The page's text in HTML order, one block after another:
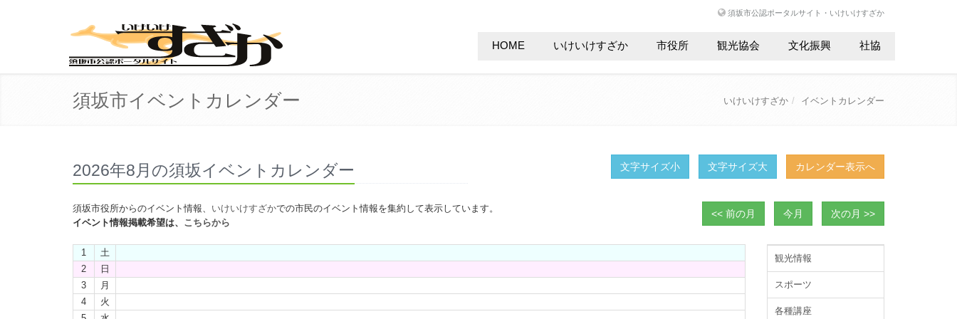
須坂市公認ポータルサイト・いけいけすざか
HOME いけいけすざか 市役所 観光協会 文化振興 社協
須坂市イベントカレンダー いけいけすざか イベントカレンダー
2026年8月の須坂イベントカレンダー 文字サイズ小 文字サイズ大 カレンダー表示へ
須坂市役所からのイベント情報、 いけいけすざかでの市民のイベント情報を集約して表示しています。
イベント情報掲載希望は、 こちらから
<< 前の月 今月 次の月 >>
1
土
2
日
3
月
4
火
観光情報
スポーツ
各種講座